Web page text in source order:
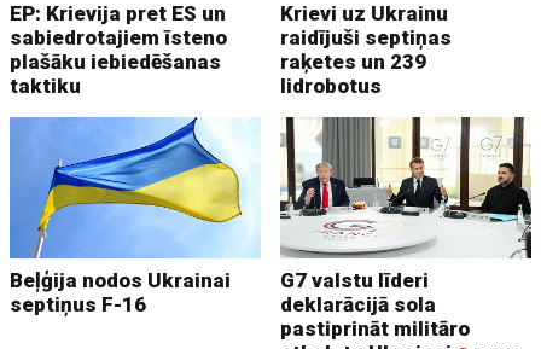
EP: Krievija pret ES un
sabiedrotajiem īsteno
plašāku iebiedēšanas
taktiku
Krievi uz Ukrainu
raidījuši septiņas
raķetes un 239
lidrobotus
Beļģija nodos Ukrainai
septiņus F-16
G7 valstu līderi
deklarācijā sola
pastiprināt militāro